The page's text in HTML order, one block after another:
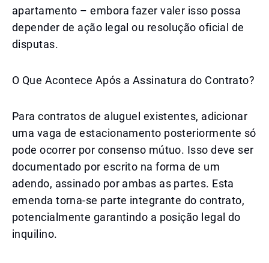
apartamento – embora fazer valer isso possa
depender de ação legal ou resolução oficial de
disputas.
O Que Acontece Após a Assinatura do Contrato?
Para contratos de aluguel existentes, adicionar
uma vaga de estacionamento posteriormente só
pode ocorrer por consenso mútuo. Isso deve ser
documentado por escrito na forma de um
adendo, assinado por ambas as partes. Esta
emenda torna-se parte integrante do contrato,
potencialmente garantindo a posição legal do
inquilino.